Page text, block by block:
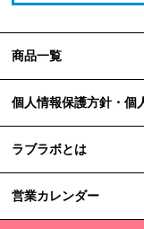
商品一覧
個人情報保護方針・個
ラブラボとは
営業カレンダー